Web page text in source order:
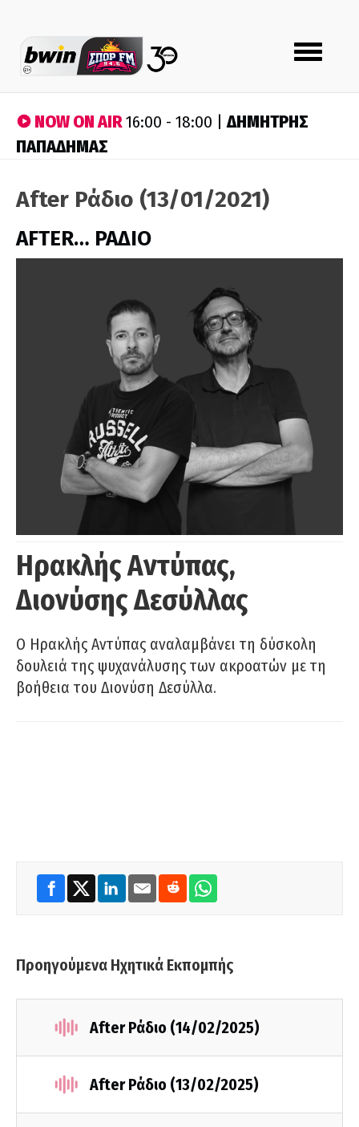
Toggle
navigation
NOW ON AIR16:00 - 18:00 |ΔΗΜΗΤΡΗΣ
ΠΑΠΑΔΗΜΑΣ
After Ράδιο (13/01/2021)
AFTER… ΡΑΔΙΟ
Ηρακλής Αντύπας,
Διονύσης Δεσύλλας
Ο Ηρακλής Αντύπας αναλαμβάνει τη δύσκολη
δουλειά της ψυχανάλυσης των ακροατών με τη
βοήθεια του Διονύση Δεσύλλα.
Προηγούμενα Ηχητικά Εκπομπής
After Ράδιο (14/02/2025)
After Ράδιο (13/02/2025)